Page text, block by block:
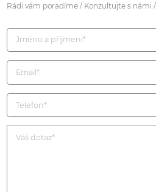
Rádi vám poradíme / Konzultujte s námi